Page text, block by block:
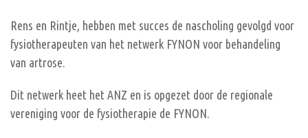
Rens en Rintje, hebben met succes de nascholing gevolgd voor
fysiotherapeuten van het netwerk FYNON voor behandeling
van artrose.
Dit netwerk heet het ANZ en is opgezet door de regionale
vereniging voor de fysiotherapie de FYNON.